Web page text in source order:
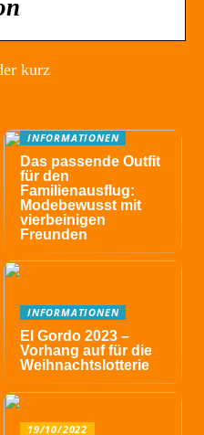
kurz
INFORMATIONEN
Das passende Outfit
für den
Familienausflug:
Modebewusst mit
vierbeinigen
Freunden
INFORMATIONEN
El Gordo 2023 –
Vorhang auf für die
Weihnachtslotterie
19/10/2022